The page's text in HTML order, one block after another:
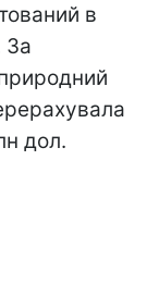
в
За
дол.